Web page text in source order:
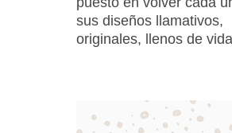
sus diseños llamativos,
originales, llenos de